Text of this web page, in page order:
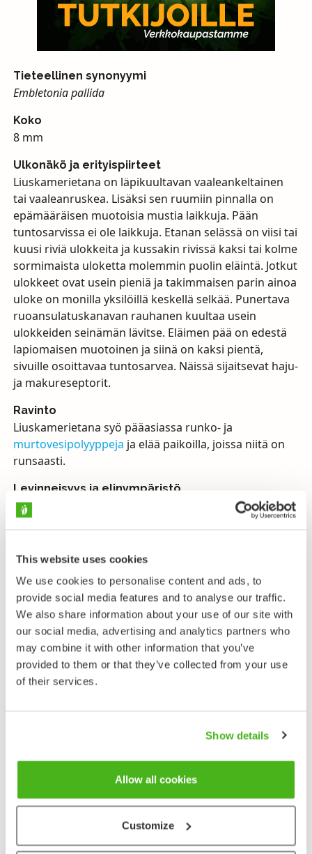
This website uses cookies
We use cookies to personalise content and ads, to
provide social media features and to analyse our traffic.
We also share information about your use of our site with
our social media, advertising and analytics partners who
may combine it with other information that you’ve
provided to them or that they’ve collected from your use
of their services.
Show details
Allow all cookies
Customize
Tieteellinen synonyymi
Embletonia pallida
Koko
8 mm
Ulkonäkö ja erityispiirteet
Liuskamerietana on läpikuultavan vaaleankeltainen
tai vaaleanruskea. Lisäksi sen ruumiin pinnalla on
epämääräisen muotoisia mustia laikkuja. Pään
tuntosarvissa ei ole laikkuja. Etanan selässä on viisi tai
kuusi riviä ulokkeita ja kussakin rivissä kaksi tai kolme
sormimaista uloketta molemmin puolin eläintä. Jotkut
ulokkeet ovat usein pieniä ja takimmaisen parin ainoa
uloke on monilla yksilöillä keskellä selkää. Punertava
ruoansulatuskanavan rauhanen kuultaa usein
ulokkeiden seinämän lävitse. Eläimen pää on edestä
lapiomaisen muotoinen ja siinä on kaksi pientä,
sivuille osoittavaa tuntosarvea. Näissä sijaitsevat haju-
ja makureseptorit.
Ravinto
Liuskamerietana syö pääasiassa runko- ja
murtovesipolyyppeja ja elää paikoilla, joissa niitä on
runsaasti.
Levinneisyys ja elinympäristö
Esiintyy alueella joka ulottuu Etelä-Itämereltä
Saaristomerelle ja keskiselle Suomenlahdelle. Tämä
löytyy useimmin rannikon matalasta vedestä. Laji
rakentamilla, vedenalaisilla alustoilla. Se tuntuu
hakeutuvan alueille missä aaltojen vaikutus on
mahdollisimman pieni.
Lisääntyminen
Liuskamerietana on yksineuvoinen. Naaraat tuottavat
jopa 100 munaa. Toukat ovat pelagisia ja ovat